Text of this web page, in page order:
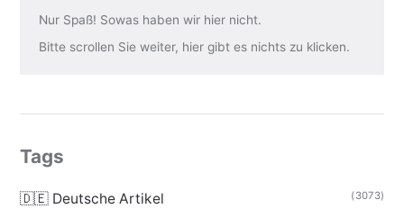
Nur Spaß! Sowas haben wir hier nicht.
Bitte scrollen Sie weiter, hier gibt es nichts zu klicken.
Tags
🇩🇪 Deutsche Artikel (3073)